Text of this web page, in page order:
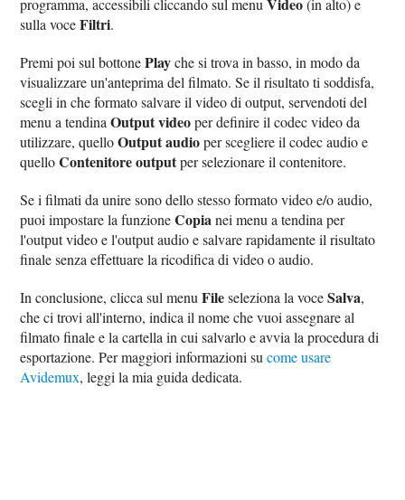
sulla voceFiltri.
Premi poi sul bottonePlayche si trova in basso, in modo da
visualizzare un'anteprima del filmato. Se il risultato ti soddisfa,
scegli in che formato salvare il video di output, servendoti del
menu a tendinaOutput videoper definire il codec video da
utilizzare, quelloOutput audioper scegliere il codec audio e
quelloContenitore outputper selezionare il contenitore.
Se i filmati da unire sono dello stesso formato video e/o audio,
puoi impostare la funzioneCopia nei menu a tendina per
l'output video e l'output audio e salvare rapidamente il risultato
finale senza effettuare la ricodifica di video o audio.
In conclusione, clicca sul menuFileseleziona la voceSalva,
che ci trovi all'interno, indica il nome che vuoi assegnare al
filmato finale e la cartella in cui salvarlo e avvia la procedura di
esportazione. Per maggiori informazioni sucome usare
Avidemux, leggi la mia guida dedicata.